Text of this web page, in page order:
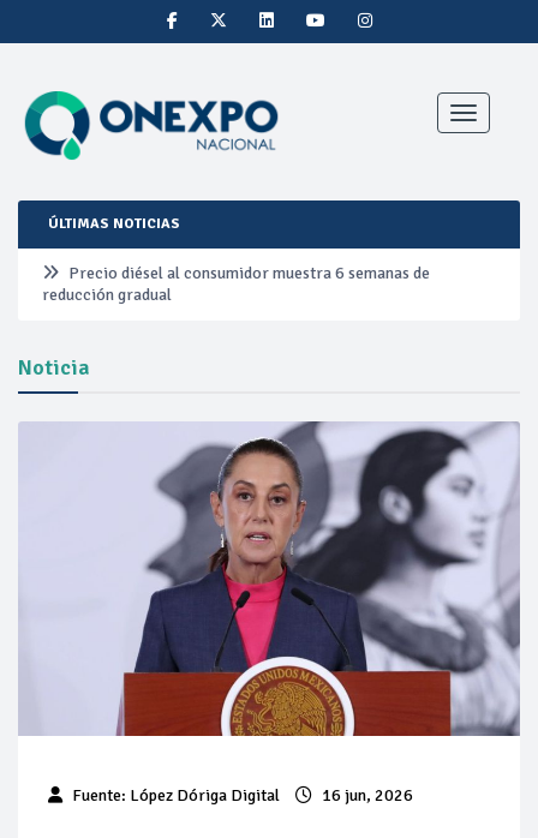
Toggle
ÚLTIMAS NOTICIAS
Precio diésel al consumidor muestra 6 semanas de
reducción gradual
Pemex ante la refinación clandestina
Petrobras duplica ganancias en segundo trimestre por
precios del petróleo y producción récord
Cautela en el mercado por conversaciones Irán-Omán
mantienen precios al alza
Pierde Pemex 71 millones de pesos al día por
"procesadoras" ilegales
Pacto dispara 83% ventas diésel Pemex
Incertidumbre regulatoria pone a prueba las inversiones de
las Estaciones de Servicio familiares
espera estabilización del mercado
Noticia
Fuente: López Dóriga Digital 16 jun, 2026